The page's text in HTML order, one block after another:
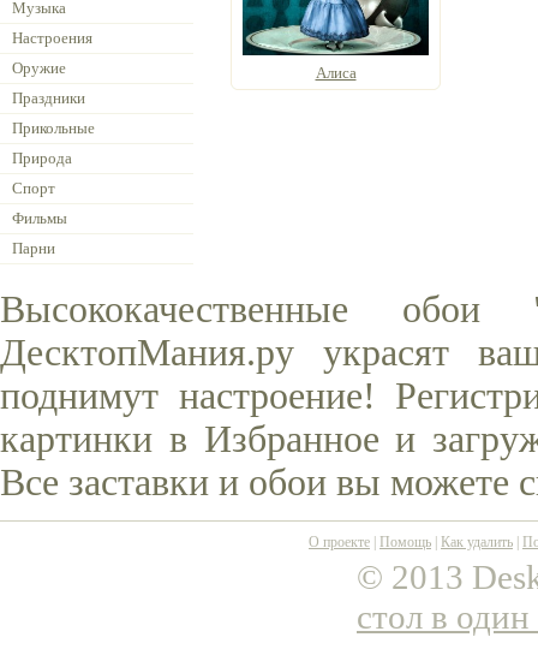
Музыка
Настроения
Оружие
Праздники
Прикольные
Природа
Спорт
Фильмы
Парни
Алиса
Высококачественные
ДесктопМания.ру украсят
поднимут настроение!
картинки в Избранное и
Все заставки и обои вы можете
О проекте Помощь Как удалить
© 2013
стол в